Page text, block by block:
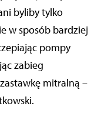
byliby tylko
w sposób bardziej
pompy
zabieg
mitralną –